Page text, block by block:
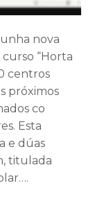
nova
“Horta
centros
próximos
co
Esta
e dúas
titulada